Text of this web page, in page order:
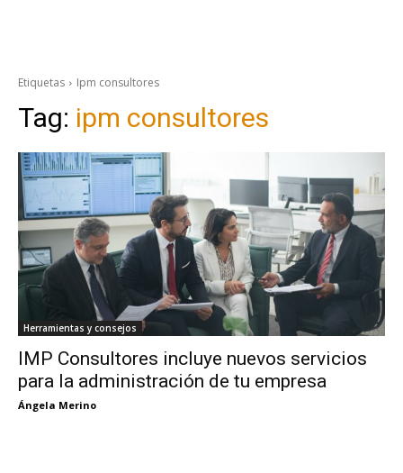
Etiquetas Ipm consultores
Tag: ipm consultores
Herramientas y consejos
IMP Consultores incluye nuevos servicios
para la administración de tu empresa
Ángela Merino